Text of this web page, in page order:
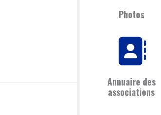
Photos
Annuaire des
associations